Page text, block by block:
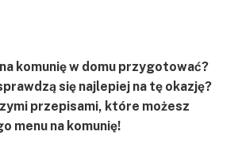
komunię w domu przygotować?
się najlepiej na tę okazję?
przepisami, które możesz
menu na komunię!